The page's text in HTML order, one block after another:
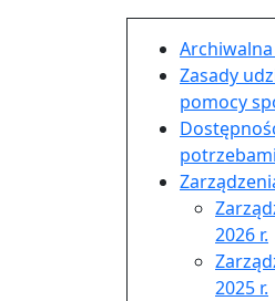
Menu
Zasady
pomocy
potrzebami
2026 r.
2025 r.